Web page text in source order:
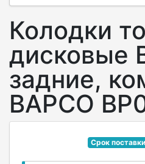
Колодки
дисковые
задние,
BAPCO
Срок